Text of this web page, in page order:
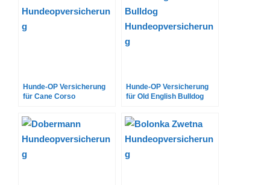
Hunde-OP Versicherung
für Cane Corso
Hunde-OP Versicherung
für Old English Bulldog